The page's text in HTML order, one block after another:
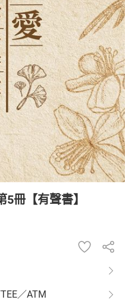
化妝保養 情趣用品
冊【有聲書】
／ATM